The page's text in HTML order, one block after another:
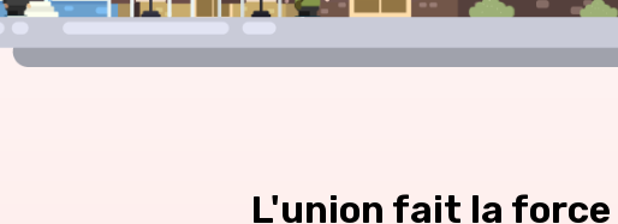
L'union fait la force